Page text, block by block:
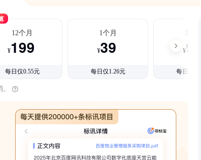
12个月
¥199
每日仅0.55元
1个月
¥39
每日仅1.26元
3个月
¥99
每日仅